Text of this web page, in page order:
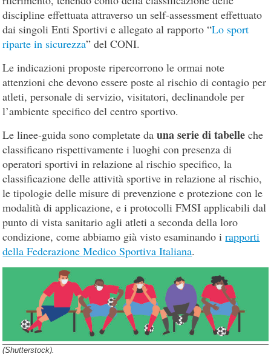
discipline effettuata attraverso un self-assessment effettuato
dai singoli Enti Sportivi e allegato al rapporto “Lo sport
riparte in sicurezza” del CONI.
Le indicazioni proposte ripercorrono le ormai note
attenzioni che devono essere poste al rischio di contagio per
atleti, personale di servizio, visitatori, declinandole per
l’ambiente specifico del centro sportivo.
Le linee-guida sono completate dauna serie di tabelle che
classificano rispettivamente i luoghi con presenza di
operatori sportivi in relazione al rischio specifico, la
classificazione delle attività sportive in relazione al rischio,
le tipologie delle misure di prevenzione e protezione con le
modalità di applicazione, e i protocolli FMSI applicabili dal
punto di vista sanitario agli atleti a seconda della loro
condizione, come abbiamo già visto esaminando irapporti
della Federazione Medico Sportiva Italiana.
(Shutterstock).